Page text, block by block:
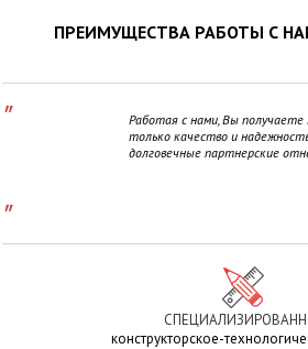
ПРЕИМУЩЕСТВА РАБОТЫ С
"
Работая с нами, Вы получаете
только качество и
долговечные партнерские
"
конструкторское-